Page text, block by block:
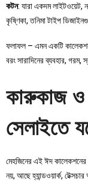
কটন: যারা একদম লাইটওয়েট,
কৃষ্ণিকা, তনিমা টাইপ
ফলাফল – এমন একটি কালেকশন,
বরং সারাদিনের ব্যবহার, গরম,
কারুকাজ ও
সেলাইতে
মেহজিনের এই ঈদ কালেকশনের
নয়, আছে হ্যান্ডওয়ার্ক,